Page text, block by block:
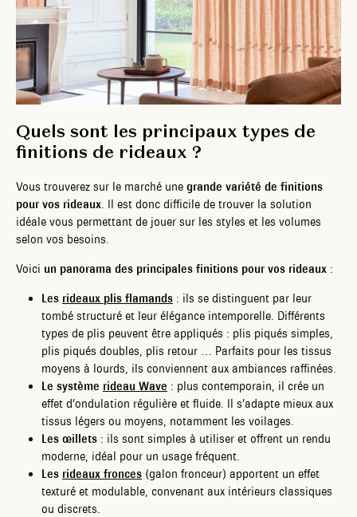
Quels sont les principaux types de
finitions de rideaux ?
Vous trouverez sur le marché une grande variété de finitions
pour vos rideaux. Il est donc difficile de trouver la solution
idéale vous permettant de jouer sur les styles et les volumes
selon vos besoins.
Voici un panorama des principales finitions pour vos rideaux :
Les rideaux plis flamands : ils se distinguent par leur
tombé structuré et leur élégance intemporelle. Différents
types de plis peuvent être appliqués : plis piqués simples,
plis piqués doubles, plis retour … Parfaits pour les tissus
moyens à lourds, ils conviennent aux ambiances raffinées.
Le système rideau Wave : plus contemporain, il crée un
effet d’ondulation régulière et fluide. Il s’adapte mieux aux
tissus légers ou moyens, notamment les voilages.
Les œillets : ils sont simples à utiliser et offrent un rendu
moderne, idéal pour un usage fréquent.
Les rideaux fronces (galon fronceur) apportent un effet
texturé et modulable, convenant aux intérieurs classiques
ou discrets.